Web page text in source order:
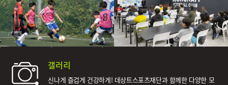
갤러리
신나게 즐겁게 건강하게! 데상트스포츠재단과 함께한 다양한 모